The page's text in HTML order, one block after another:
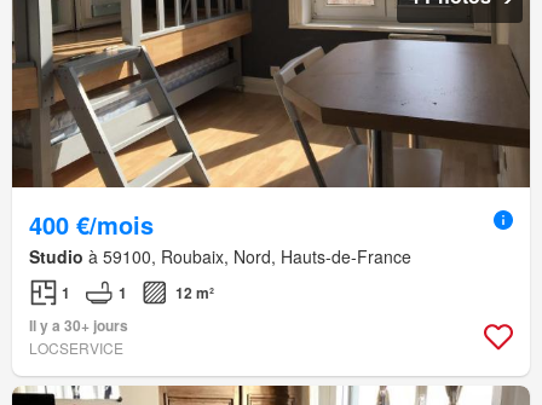
400 €/mois
Studio à 59100, Roubaix, Nord, Hauts-de-France
1 1
12 m²
Il y a 30+ jours
LOCSERVICE